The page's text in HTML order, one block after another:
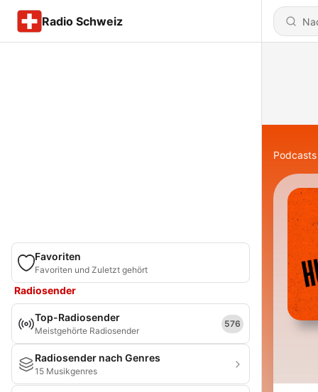
Radio Schweiz
Favoriten
Favoriten und Zuletzt gehört
Radiosender
Top-Radiosender
Meistgehörte Radiosender
576
Radiosender nach Genres
15 Musikgenres
Podcasts